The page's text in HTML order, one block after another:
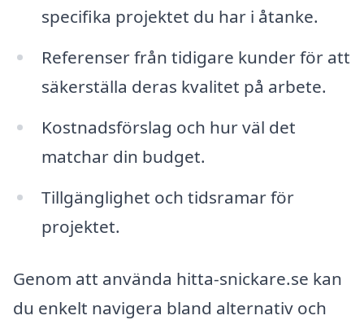
specifika projektet du har i åtanke.
Referenser från tidigare kunder för att
säkerställa deras kvalitet på arbete.
Kostnadsförslag och hur väl det
matchar din budget.
Tillgänglighet och tidsramar för
projektet.
Genom att använda hitta-snickare.se kan
du enkelt navigera bland alternativ och